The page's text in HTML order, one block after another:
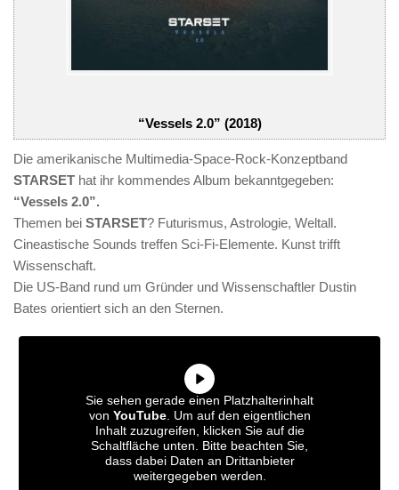
“Vessels 2.0” (2018)
Die amerikanische Multimedia-Space-Rock-Konzeptband
STARSET hat ihr kommendes Album bekanntgegeben:
“Vessels 2.0”.
Themen bei STARSET? Futurismus, Astrologie, Weltall.
Cineastische Sounds treffen Sci-Fi-Elemente. Kunst trifft
Wissenschaft.
Die US-Band rund um Gründer und Wissenschaftler Dustin
Bates orientiert sich an den Sternen.
Sie sehen gerade einen Platzhalterinhalt
von YouTube. Um auf den eigentlichen
Inhalt zuzugreifen, klicken Sie auf die
Schaltfläche unten. Bitte beachten Sie,
dass dabei Daten an Drittanbieter
weitergegeben werden.